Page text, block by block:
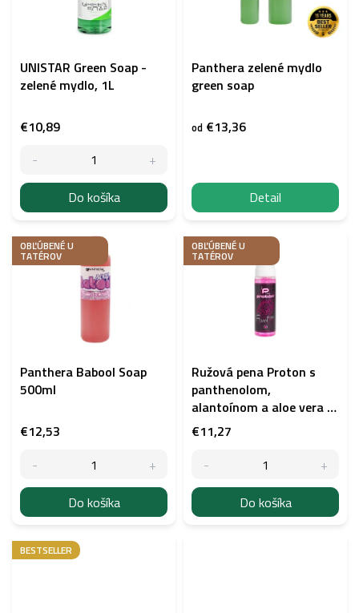
UNISTAR Green Soap -
zelené mydlo, 1L
€10,89
Do košíka
Panthera zelené mydlo
green soap
od €13,36
Detail
OBĽÚBENÉ U
TATÉROV
Panthera Babool Soap
500ml
€12,53
Do košíka
OBĽÚBENÉ U
TATÉROV
Ružová pena Proton s
panthenolom,
alantoínom a aloe vera -
čistiaca pena - 220 ml.
€11,27
Do košíka
BESTSELLER